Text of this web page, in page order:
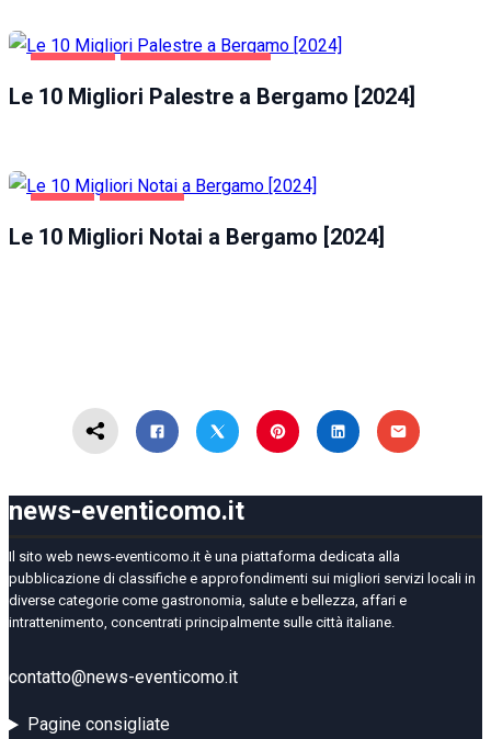
Le 10 Migliori Palestre a Bergamo [2024]
Le 10 Migliori Notai a Bergamo [2024]
news-eventicomo.it
Il sito web news-eventicomo.it è una piattaforma dedicata alla
pubblicazione di classifiche e approfondimenti sui migliori servizi locali in
diverse categorie come gastronomia, salute e bellezza, affari e
intrattenimento, concentrati principalmente sulle città italiane.
contatto@news-eventicomo.it
Pagine consigliate